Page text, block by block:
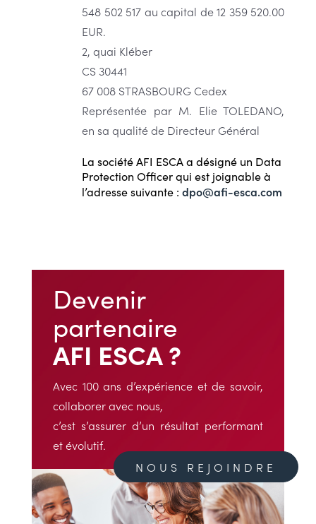
548 502 517 au capital de 12 359 520.00
EUR.
2, quai Kléber
CS 30441
67 008 STRASBOURG Cedex
Représentée par M. Elie TOLEDANO,
en sa qualité de Directeur Général
La société AFI ESCA a désigné un Data
Protection Officer qui est joignable à
l’adresse suivante :dpo@afi-esca.com
Devenir
partenaire
AFI ESCA ?
Avec 100 ans d’expérience et de savoir,
collaborer avec nous,
c’est s’assurer d’un résultat performant
et évolutif.
NOUS REJOINDRE